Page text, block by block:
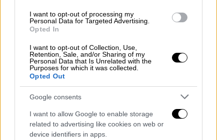
I want to opt-out of processing my
Personal Data for Targeted Advertising.
Opted In
I want to opt-out of Collection, Use,
Retention, Sale, and/or Sharing of my
Personal Data that Is Unrelated with the
Purposes for which it was collected.
Opted Out
Google consents
I want to allow Google to enable storage
related to advertising like cookies on web or
device identifiers in apps.
Πολιτική|16.05.2026 16:46